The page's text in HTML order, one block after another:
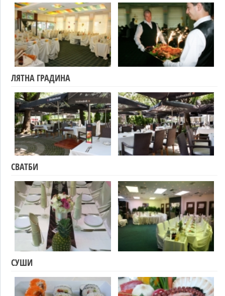
ЛЯТНА ГРАДИНА
СВАТБИ
СУШИ